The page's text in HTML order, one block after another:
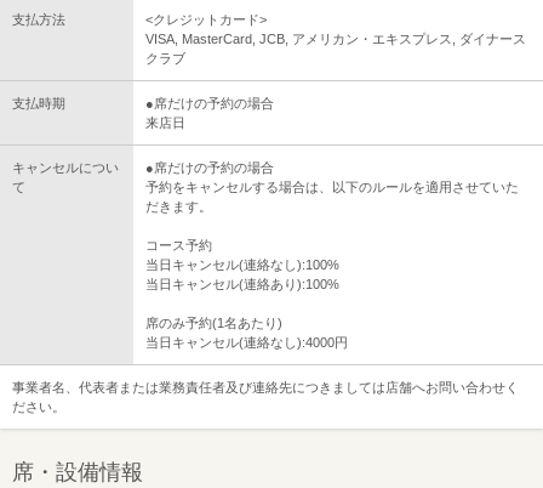
支払方法
<クレジットカード>
VISA, MasterCard, JCB, アメリカン・エキスプレス, ダイナース
クラブ
支払時期
●席だけの予約の場合
来店日
キャンセルについ
て
●席だけの予約の場合
予約をキャンセルする場合は、以下のルールを適用させていた
だきます。
コース予約
当日キャンセル(連絡なし):100%
当日キャンセル(連絡あり):100%
席のみ予約(1名あたり)
当日キャンセル(連絡なし):4000円
事業者名、代表者または業務責任者及び連絡先につきましては店舗へお問い合わせく
ださい。
席・設備情報